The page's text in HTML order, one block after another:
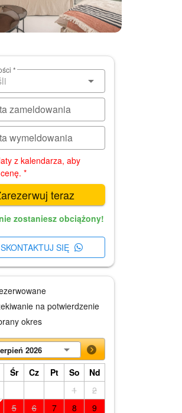
*
zameldowania
wymeldowania
z kalendarza, aby
*
teraz
zostaniesz obciążony!
SKONTAKTUJ SIĘ
na potwierdzenie
okres
2026
Śr Cz Pt So
Nd
1
2
5 6 7 8
9